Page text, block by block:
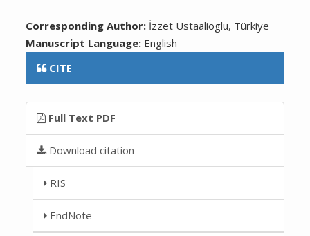
Corresponding Author: İzzet Ustaalioglu, Türkiye
Manuscript Language: English
CITE
Full Text PDF
Download citation
RIS
EndNote